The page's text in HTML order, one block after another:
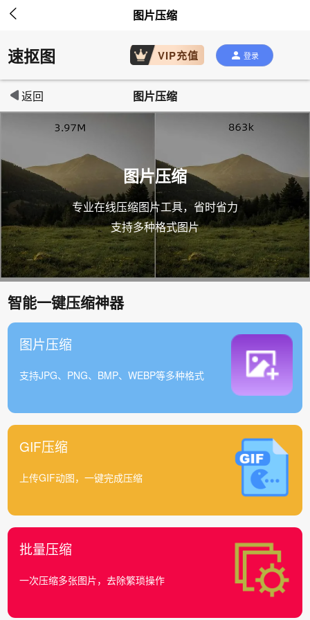
 图片压缩
速抠图 VIP充值 登录
返回 图片压缩
图片压缩
专业在线压缩图片工具，省时省力
支持多种格式图片
智能一键压缩神器
图片压缩
支持JPG、PNG、BMP、WEBP等多种格式
GIF压缩
上传GIF动图，一键完成压缩
批量压缩
一次压缩多张图片，去除繁琐操作